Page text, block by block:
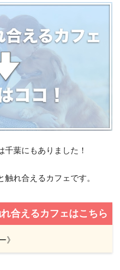
千葉にもありました！
れ合えるカフェです。
合えるカフェはこちら
》